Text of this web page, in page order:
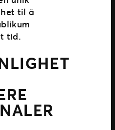
til å
tid.